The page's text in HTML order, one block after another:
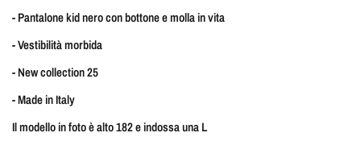
- Pantalone kid nero con bottone e molla in vita
- Vestibilità morbida
- New collection 25
- Made in Italy
Il modello in foto è alto 182 e indossa una L